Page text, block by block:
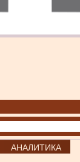
АНАЛИТИКА